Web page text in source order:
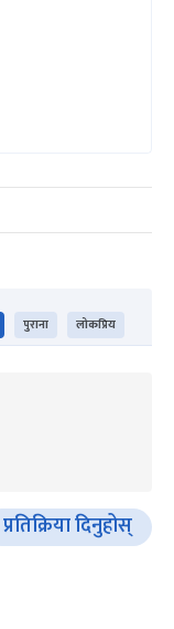
पुराना लोकप्रिय
प्रतिक्रिया दिनुहोस्